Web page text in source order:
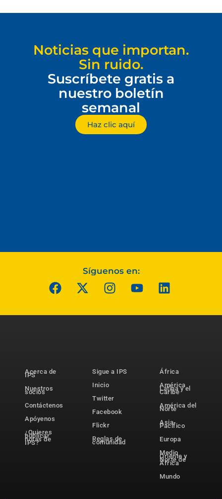
Noticias que importan.
Sin ruido.
Suscríbete gratis a
nuestro boletín
semanal
Haz clic aquí
Síguenos en:
Acerca de
IPS
Nuestros
socios
Contáctenos
Apóyenos
¿Quieres
publicar
notas de
IPS?
Sigue a IPS
Inicio
Twitter
Facebook
Flickr
Reglas de
comunidad
África
América
Latina y el
Caribe
América del
Norte
Asia-
Pacífico
Europa
Medio
Oriente y
Norte de
África
Mundo